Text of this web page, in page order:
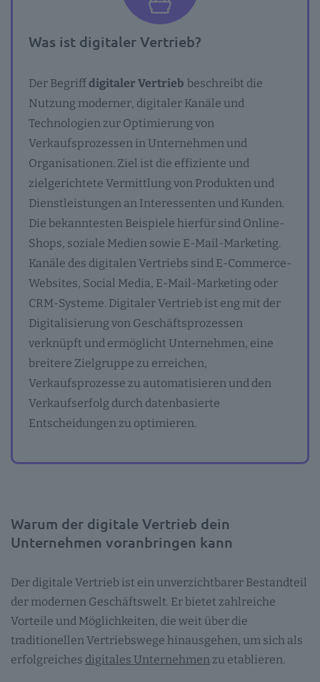
Was ist digitaler Vertrieb?
Der Begriffdigitaler Vertrieb beschreibt die
Nutzung moderner, digitaler Kanäle und
Technologien zur Optimierung von
Verkaufsprozessen in Unternehmen und
Organisationen. Ziel ist die effiziente und
zielgerichtete Vermittlung von Produkten und
Dienstleistungen an Interessenten und Kunden.
Die bekanntesten Beispiele hierfür sind Online-
Shops, soziale Medien sowie E-Mail-Marketing.
Kanäle des digitalen Vertriebs sind E-Commerce-
Websites, Social Media, E-Mail-Marketing oder
CRM-Systeme. Digitaler Vertrieb ist eng mit der
Digitalisierung von Geschäftsprozessen
verknüpft und ermöglicht Unternehmen, eine
breitere Zielgruppe zu erreichen,
Verkaufsprozesse zu automatisieren und den
Verkaufserfolg durch datenbasierte
Entscheidungen zu optimieren.
Warum der digitale Vertrieb dein
Unternehmen voranbringen kann
Der digitale Vertrieb ist ein unverzichtbarer Bestandteil
der modernen Geschäftswelt. Er bietet zahlreiche
Vorteile und Möglichkeiten, die weit über die
traditionellen Vertriebswege hinausgehen, um sich als
erfolgreiches digitales Unternehmen zu etablieren.